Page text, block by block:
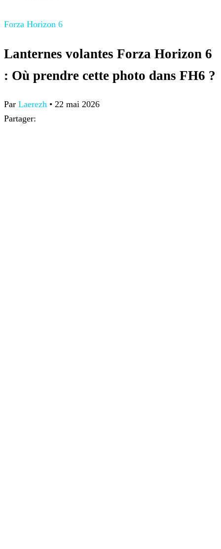
Forza Horizon 6
Lanternes volantes Forza Horizon 6
: Où prendre cette photo dans FH6 ?
Par Laerezh • 22 mai 2026
Partager: